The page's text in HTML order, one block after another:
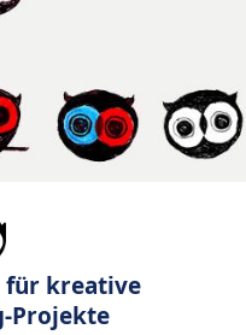
für kreative
Projekte